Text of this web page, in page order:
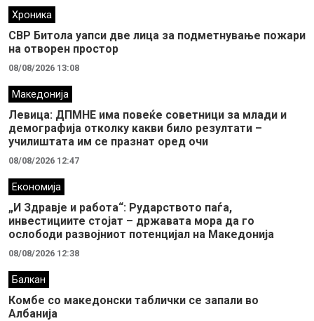
Хроника
СВР Битола уапси две лица за подметнување пожари
на отворен простор
08/08/2026 13:08
Македонија
Левица: ДПМНЕ има повеќе советници за млади и
демографија отколку какви било резултати –
училиштата им се празнат оред очи
08/08/2026 12:47
Економија
„И Здравје и работа“: Рударството паѓа,
инвестициите стојат – државата мора да го
ослободи развојниот потенцијал на Македонија
08/08/2026 12:38
Балкан
Комбе со македонски таблички се запали во
Албанија